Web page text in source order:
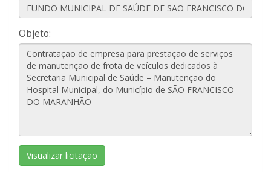
Objeto:
Visualizar licitação